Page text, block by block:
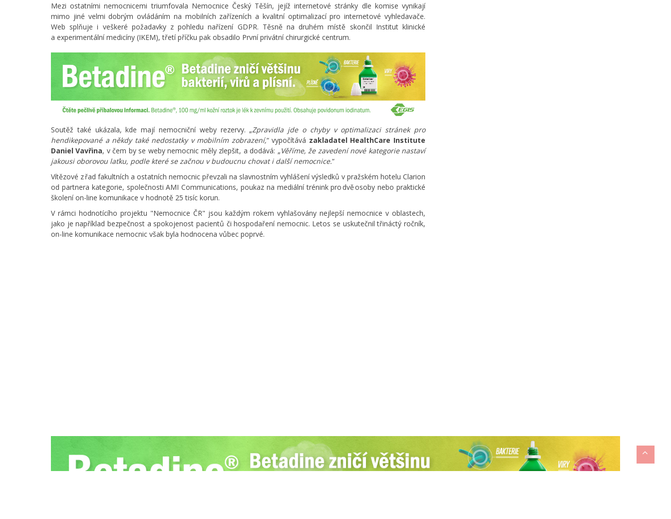
Mezi ostatními nemocnicemi triumfovala Nemocnice Český Těšín, jejíž internetové stránky dle komise vynikají
mimo jiné velmi dobrým ovládáním na mobilních zařízeních a kvalitní optimalizací pro internetové vyhledavače.
Web splňuje i veškeré požadavky z pohledu nařízení GDPR. Těsně na druhém místě skončil Institut klinické
a experimentální medicíny (IKEM), třetí příčku pak obsadilo První privátní chirurgické centrum.
Soutěž také ukázala, kde mají nemocniční weby rezervy. „Zpravidla jde o chyby v optimalizaci stránek pro
hendikepované a někdy také nedostatky v mobilním zobrazení,“ vypočítává zakladatel HealthCare Institute
Daniel Vavřina, v čem by se weby nemocnic měly zlepšit, a dodává: „Věříme, že zavedení nové kategorie nastaví
jakousi oborovou laťku, podle které se začnou v budoucnu chovat i další nemocnice.“
Vítězové z řad fakultních a ostatních nemocnic převzali na slavnostním vyhlášení výsledků v pražském hotelu Clarion
od partnera kategorie, společnosti AMI Communications, poukaz na mediální trénink pro dvě osoby nebo praktické
školení on-line komunikace v hodnotě 25 tisíc korun.
V rámci hodnotícího projektu "Nemocnice ČR" jsou každým rokem vyhlašovány nejlepší nemocnice v oblastech,
jako je například bezpečnost a spokojenost pacientů či hospodaření nemocnic. Letos se uskutečnil třináctý ročník,
on-line komunikace nemocnic však byla hodnocena vůbec poprvé.